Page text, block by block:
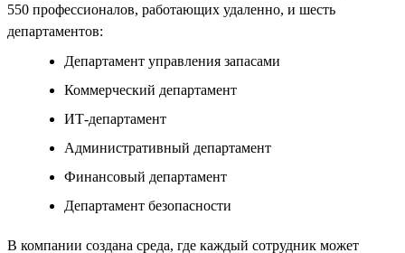
550 профессионалов, работающих удаленно, и шесть
департаментов:
Департамент управления запасами
Коммерческий департамент
ИТ-департамент
Административный департамент
Финансовый департамент
Департамент безопасности
В компании создана среда, где каждый сотрудник может